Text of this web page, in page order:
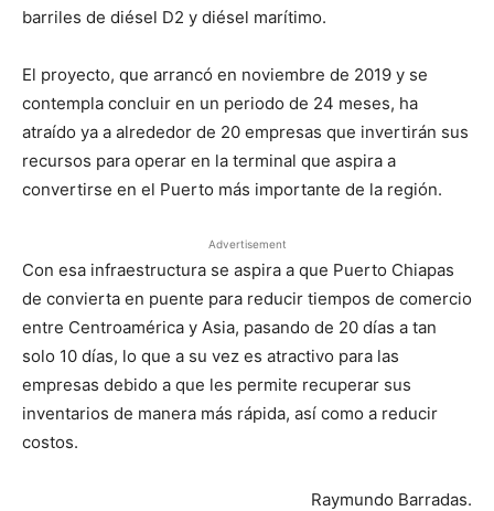
barriles de diésel D2 y diésel marítimo.
El proyecto, que arrancó en noviembre de 2019 y se
contempla concluir en un periodo de 24 meses, ha
atraído ya a alrededor de 20 empresas que invertirán sus
recursos para operar en la terminal que aspira a
convertirse en el Puerto más importante de la región.
Advertisement
Con esa infraestructura se aspira a que Puerto Chiapas
de convierta en puente para reducir tiempos de comercio
entre Centroamérica y Asia, pasando de 20 días a tan
solo 10 días, lo que a su vez es atractivo para las
empresas debido a que les permite recuperar sus
inventarios de manera más rápida, así como a reducir
costos.
Raymundo Barradas.